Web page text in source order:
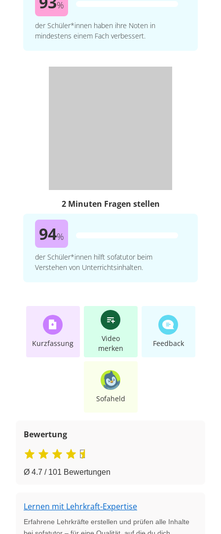
%
der Schüler*innen haben ihre Noten in
mindestens einem Fach verbessert.
2 Minuten Fragen stellen
94%
der Schüler*innen hilft sofatutor beim
Verstehen von Unterrichtsinhalten.
Kurzfassung
Video
merken
Feedback
Sofaheld
Bewertung
Ø 4.7 / 101 Bewertungen
Lernen mit Lehrkraft-Expertise
Erfahrene Lehrkräfte erstellen und prüfen alle Inhalte